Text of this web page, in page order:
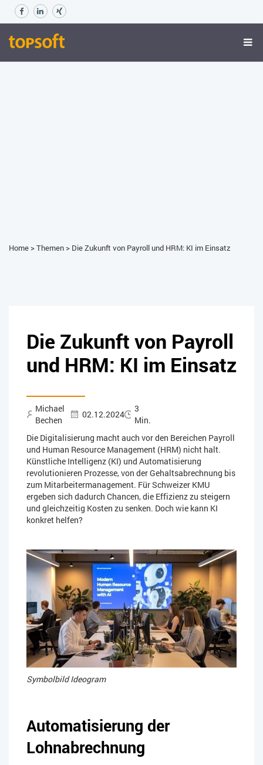
Home>Themen> Die Zukunft von Payroll und HRM: KI im Einsatz
Die Zukunft von Payroll
und HRM: KI im Einsatz
Michael
Bechen
02.12.2024
3
Min.
Die Digitalisierung macht auch vor den Bereichen Payroll
und Human Resource Management (HRM) nicht halt.
Künstliche Intelligenz (KI) und Automatisierung
revolutionieren Prozesse, von der Gehaltsabrechnung bis
zum Mitarbeitermanagement. Für Schweizer KMU
ergeben sich dadurch Chancen, die Effizienz zu steigern
und gleichzeitig Kosten zu senken. Doch wie kann KI
konkret helfen?
Symbolbild Ideogram
Automatisierung der
Lohnabrechnung